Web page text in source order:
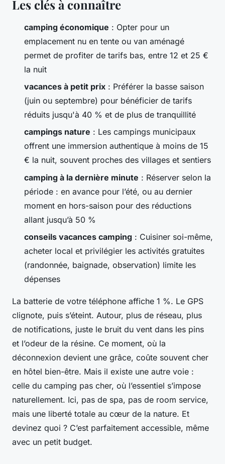
Les clés à connaître
camping économique : Opter pour un
emplacement nu en tente ou van aménagé
permet de profiter de tarifs bas, entre 12 et 25 €
la nuit
vacances à petit prix : Préférer la basse saison
(juin ou septembre) pour bénéficier de tarifs
réduits jusqu'à 40 % et de plus de tranquillité
campings nature : Les campings municipaux
offrent une immersion authentique à moins de 15
€ la nuit, souvent proches des villages et sentiers
camping à la dernière minute : Réserver selon la
période : en avance pour l’été, ou au dernier
moment en hors-saison pour des réductions
allant jusqu’à 50 %
conseils vacances camping : Cuisiner soi-même,
acheter local et privilégier les activités gratuites
(randonnée, baignade, observation) limite les
dépenses
La batterie de votre téléphone affiche 1 %. Le GPS
clignote, puis s’éteint. Autour, plus de réseau, plus
de notifications, juste le bruit du vent dans les pins
et l’odeur de la résine. Ce moment, où la
déconnexion devient une grâce, coûte souvent cher
en hôtel bien-être. Mais il existe une autre voie :
celle du camping pas cher, où l’essentiel s’impose
naturellement. Ici, pas de spa, pas de room service,
mais une liberté totale au cœur de la nature. Et
devinez quoi ? C’est parfaitement accessible, même
avec un petit budget.